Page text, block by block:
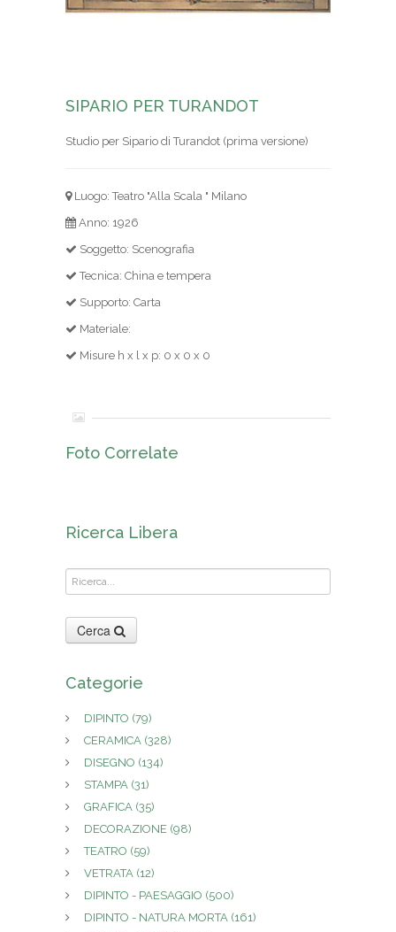
SIPARIO PER TURANDOT
Studio per Sipario di Turandot (prima versione)
Luogo: Teatro "Alla Scala " Milano
Anno: 1926
Soggetto: Scenografia
Tecnica: China e tempera
Supporto: Carta
Materiale:
Misure h x l x p: 0 x 0 x 0
Foto Correlate
Ricerca Libera
Cerca
Categorie
DIPINTO (79)
CERAMICA (328)
DISEGNO (134)
STAMPA (31)
GRAFICA (35)
DECORAZIONE (98)
TEATRO (59)
VETRATA (12)
DIPINTO - PAESAGGIO (500)
DIPINTO - NATURA MORTA (161)